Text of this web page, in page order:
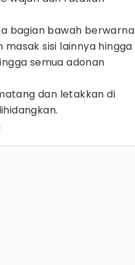
bagian bawah berwarna
masak sisi lainnya hingga
semua adonan
dan letakkan di